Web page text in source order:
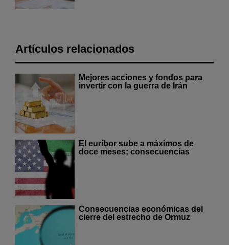
Artículos relacionados
Mejores acciones y fondos para
invertir con la guerra de Irán
El euríbor sube a máximos de
doce meses: consecuencias
Consecuencias económicas del
cierre del estrecho de Ormuz